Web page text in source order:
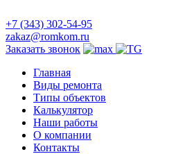
+7 (343) 302-54-95
zakaz@romkom.ru
Заказать звонок
Главная
Виды ремонта
Типы объектов
Калькулятор
Наши работы
О компании
Контакты